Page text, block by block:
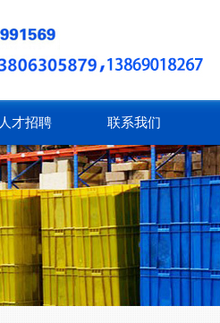
人才招聘 联系我们